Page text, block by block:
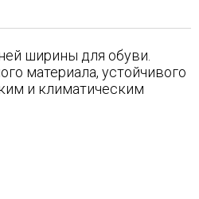
ширины для обуви.
материала, устойчивого
и климатическим